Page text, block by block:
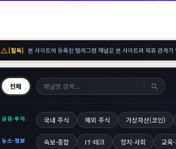
warning[필독] 본 사이트에 등록된 텔레그램 채널은 본 사이트와 제휴 관계
전체 search
금융·투자 국내 주식 해외 주식 가상자산(코인)
뉴스·정보 속보·종합 IT·테크 정치·사회 교육